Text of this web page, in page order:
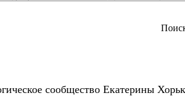
сообщество Екатерины